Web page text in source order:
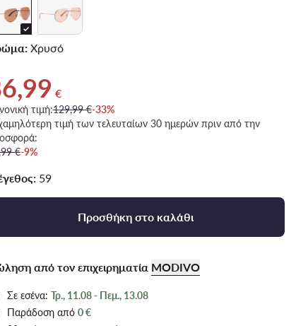
Χρυσό
τιμή 86,99 €
€
τιμή:129,99 €-33%
τιμή των τελευταίων 30 ημερών πριν από την
€-9%
59
Προσθήκη στο καλάθι
από τον επιχειρηματία MODIVO
Σε εσένα: Τρ., 11.08 - Πεμ., 13.08
Παράδοση από 0 €